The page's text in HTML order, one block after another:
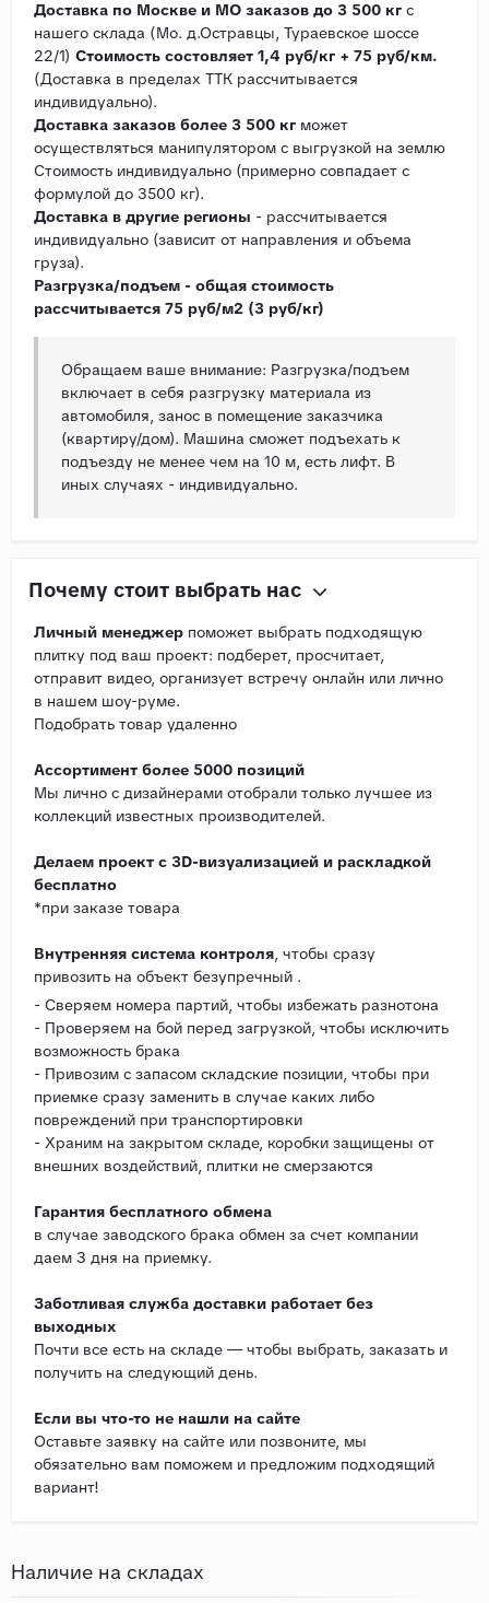
Доставка по Москве и МО заказов до 3 500 кг с
нашего склада (Мо. д.Остравцы, Тураевское шоссе
22/1) Стоимость состовляет 1,4 руб/кг + 75 руб/км.
(Доставка в пределах ТТК рассчитывается
индивидуально).
Доставка заказов более 3 500 кг может
осуществляться манипулятором с выгрузкой на землю
Стоимость индивидуально (примерно совпадает с
формулой до 3500 кг).
Доставка в другие регионы - рассчитывается
индивидуально (зависит от направления и объема
груза).
Разгрузка/подъем - общая стоимость
рассчитывается 75 руб/м2 (3 руб/кг)
Обращаем ваше внимание: Разгрузка/подъем
включает в себя разгрузку материала из
автомобиля, занос в помещение заказчика
(квартиру/дом). Машина сможет подъехать к
подъезду не менее чем на 10 м, есть лифт. В
иных случаях - индивидуально.
Почему стоит выбрать нас
Личный менеджер поможет выбрать подходящую
плитку под ваш проект: подберет, просчитает,
отправит видео, организует встречу онлайн или лично
в нашем шоу-руме.
Подобрать товар удаленно
Ассортимент более 5000 позиций
Мы лично с дизайнерами отобрали только лучшее из
коллекций известных производителей.
Делаем проект с 3D-визуализацией и раскладкой
бесплатно
*при заказе товара
Внутренняя система контроля , чтобы сразу
привозить на объект безупречный .
- Сверяем номера партий, чтобы избежать разнотона
- Проверяем на бой перед загрузкой, чтобы исключить
возможность брака
- Привозим с запасом складские позиции, чтобы при
приемке сразу заменить в случае каких либо
повреждений при транспортировки
- Храним на закрытом складе, коробки защищены от
внешних воздействий, плитки не смерзаются
Гарантия бесплатного обмена
в случае заводского брака обмен за счет компании
даем 3 дня на приемку.
Заботливая служба доставки работает без
выходных
Почти все есть на складе — чтобы выбрать, заказать и
получить на следующий день.
Если вы что-то не нашли на сайте
Оставьте заявку на сайте или позвоните, мы
обязательно вам поможем и предложим подходящий
вариант!
Наличие на складах